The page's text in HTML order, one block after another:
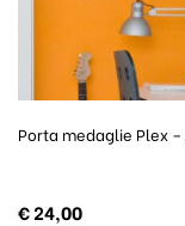
Porta medaglie Plex
€24,00